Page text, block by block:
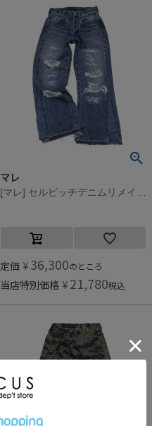
マレ
定価 ¥ 36,300のところ
当店特別価格 ¥ 21,780税込